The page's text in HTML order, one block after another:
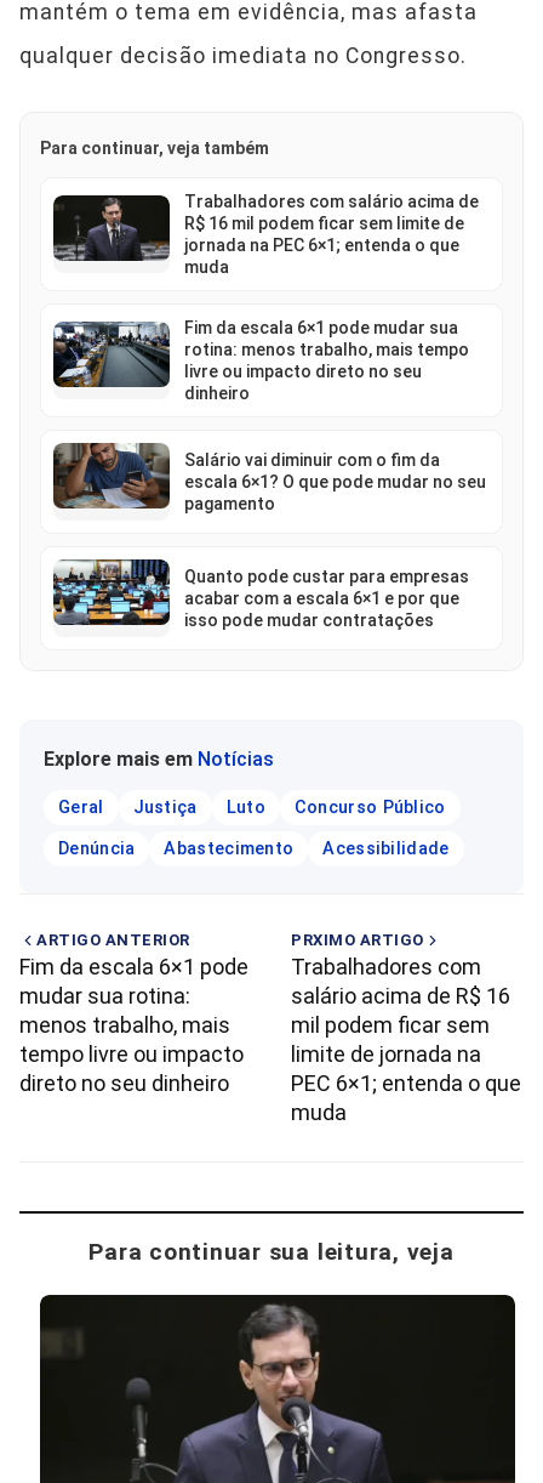
mantém o tema em evidência, mas afasta
qualquer decisão imediata no Congresso.
Para continuar, veja também
Trabalhadores com salário acima de
R$ 16 mil podem ficar sem limite de
jornada na PEC 6×1; entenda o que
muda
Fim da escala 6×1 pode mudar sua
rotina: menos trabalho, mais tempo
livre ou impacto direto no seu
dinheiro
Salário vai diminuir com o fim da
escala 6×1? O que pode mudar no seu
pagamento
Quanto pode custar para empresas
acabar com a escala 6×1 e por que
isso pode mudar contratações
Explore mais em Notícias
Geral Justiça Luto
Concurso Público
Denúncia
Abastecimento Acessibilidade
ARTIGO ANTERIOR
Fim da escala 6×1 pode
mudar sua rotina:
menos trabalho, mais
tempo livre ou impacto
direto no seu dinheiro
PRXIMO ARTIGO
Trabalhadores com
salário acima de R$ 16
mil podem ficar sem
limite de jornada na
PEC 6×1; entenda o que
muda
Para continuar sua leitura, veja